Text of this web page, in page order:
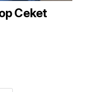
Ceket